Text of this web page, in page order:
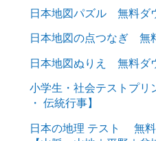
日本地図パズル 無料ダ
日本地図の点つなぎ 無
日本地図ぬりえ 無料ダ
小学生・社会テストプリ
・ 伝統行事】
日本の地理 テスト 無料